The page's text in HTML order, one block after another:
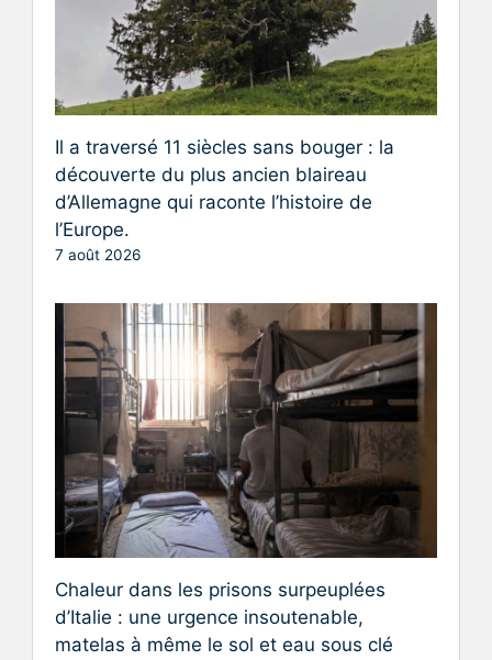
Il a traversé 11 siècles sans bouger : la
découverte du plus ancien blaireau
d’Allemagne qui raconte l’histoire de
l’Europe.
7 août 2026
Chaleur dans les prisons surpeuplées
d’Italie : une urgence insoutenable,
matelas à même le sol et eau sous clé